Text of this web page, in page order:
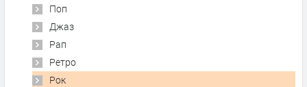
Поп
Джаз
Рап
Ретро
Рок